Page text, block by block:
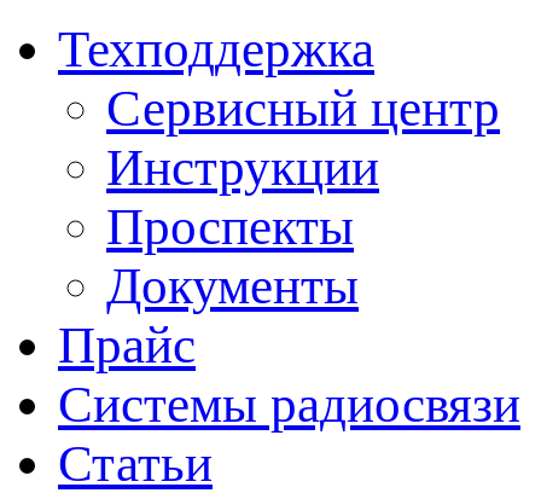
Техподдержка
Сервисный центр
Инструкции
Проспекты
Документы
Прайс
Системы радиосвязи
Статьи